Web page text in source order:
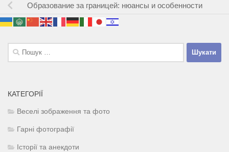
Образование за границей: нюансы и особенности
Пошук:
КАТЕГОРІЇ
Веселі зображення та фото
Гарні фотографії
Історії та анекдоти